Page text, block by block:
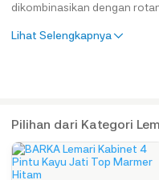
dikombinasikan dengan
sebagai tempat
Jati, Rotan Sintetis Tipe Finishing : Wood Finishing Color : Walnut
Keterangan : Harga Belum Termasuk
Lemari Kabinet : P 87 cm x L 35 cm x T 82
Lihat Selengkapnya
Pilihan dari Kategori